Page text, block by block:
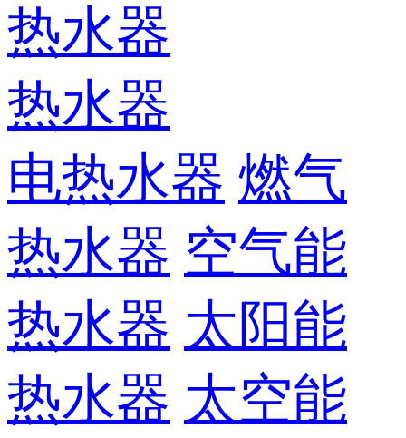
热水器
热水器
电热水器 燃气
热水器 空气能
热水器 太阳能
热水器 太空能